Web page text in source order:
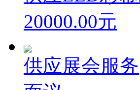
供应LED彩
20000.00元
供应展会服务